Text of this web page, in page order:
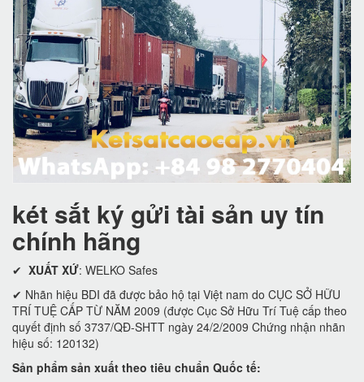
két sắt ký gửi tài sản uy tín
chính hãng
✔ XUẤT XỨ: WELKO Safes
✔ Nhãn hiệu BDI đã được bảo hộ tại Việt nam do CỤC SỞ HỮU
TRÍ TUỆ CẤP TỪ NĂM 2009 (được Cục Sở Hữu Trí Tuệ cấp theo
quyết định số 3737/QĐ-SHTT ngày 24/2/2009 Chứng nhận nhãn
hiệu số: 120132)
Sản phẩm sản xuất theo tiêu chuẩn Quốc tế: